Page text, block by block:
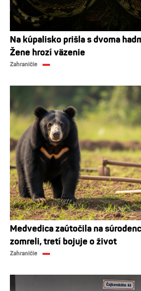
Na kúpalisko prišla s dvoma
Žene hrozí väzenie
Zahraničie
Medvedica zaútočila na
zomreli, tretí bojuje o život
Zahraničie